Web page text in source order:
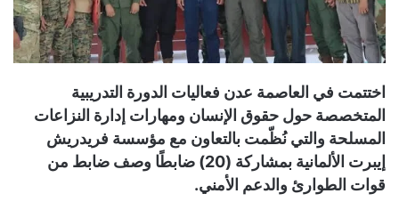
اختتمت في العاصمة عدن فعاليات الدورة التدريبية
المتخصصة حول حقوق الإنسان ومهارات إدارة النزاعات
المسلحة والتي نُظّمت بالتعاون مع مؤسسة فريدريش
إيبرت الألمانية بمشاركة (20) ضابطًا وصف ضابط من
قوات الطوارئ والدعم الأمني.